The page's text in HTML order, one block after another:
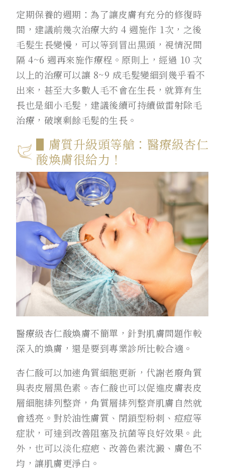
定期保養的週期：為了讓皮膚有充分的修復時
間，建議前幾次治療大約 4 週施作 1次，之後
毛髮生長變慢，可以等到冒出黑頭，視情況間
隔 4~6 週再來施作療程。原則上，經過 10 次
以上的治療可以讓 8~9 成毛髮變細到幾乎看不
出來，甚至大多數人毛不會在生長，就算有生
長也是細小毛髮，建議後續可持續做雷射除毛
治療，破壞剩餘毛髮的生長。
▋膚質升級頭等艙：醫療級杏仁
酸煥膚很給力！
醫療級杏仁酸煥膚不簡單，針對肌膚問題作較
深入的煥膚，還是要到專業診所比較合適。
杏仁酸可以加速角質細胞更新，代謝老廢角質
與表皮層黑色素。杏仁酸也可以促進皮膚表皮
層細胞排列整齊，角質層排列整齊肌膚自然就
會透亮。對於油性膚質、閉鎖型粉刺、痘痘等
症狀，可達到改善阻塞及抗菌等良好效果。此
外，也可以淡化痘疤、改善色素沈澱、膚色不
均，讓肌膚更淨白。